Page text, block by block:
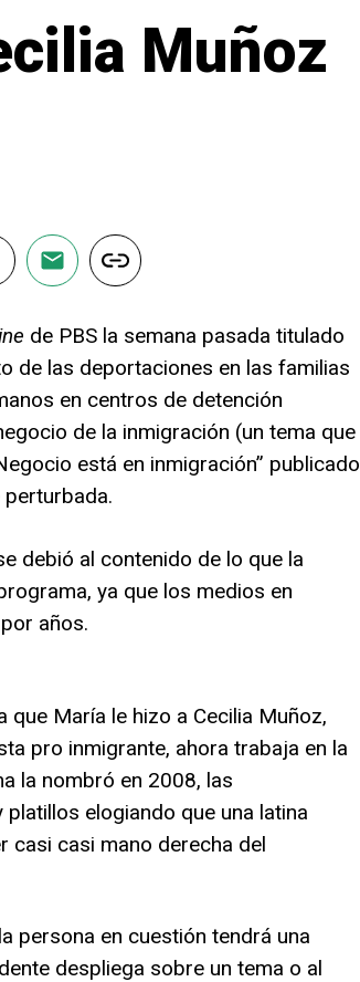
Muñoz
de PBS la semana pasada titulado
de las deportaciones en las familias
en centros de detención
de la inmigración (un tema que
está en inmigración” publicado
debió al contenido de lo que la
ya que los medios en
años.
María le hizo a Cecilia Muñoz,
pro inmigrante, ahora trabaja en la
la nombró en 2008, las
elogiando que una latina
casi casi mano derecha del
persona en cuestión tendrá una
despliega sobre un tema o al